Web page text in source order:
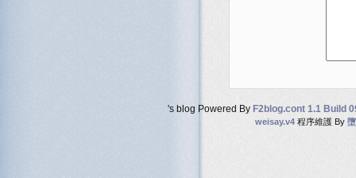
's blog Powered By F2blog.cont 1.1 Build
weisay.v4程序維護 By